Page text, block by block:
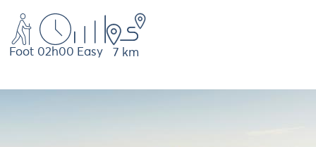
Foot 02h00 Easy 7 km